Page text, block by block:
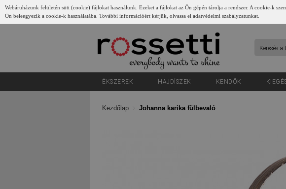
Webáruházunk felületén süti (cookie) fájlokat használunk. Ezeket a fájlokat az Ön gépén tárolja a rendszer. A cookie-k
Ön beleegyezik a cookie-k használatába. További információért kérjük, olvassa el adatvédelmi szabályzatunkat.
Gyerünk
ÉKSZEREK HAJDÍSZEK KENDŐK
Kezdőlap Johanna karika fülbevaló